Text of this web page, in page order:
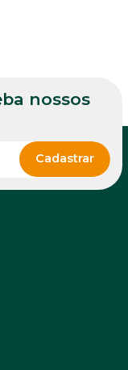
nossos